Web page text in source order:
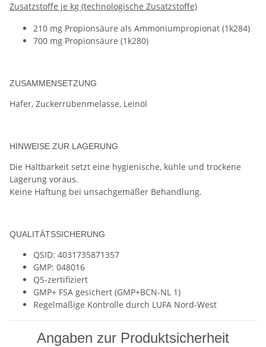
Zusatzstoffe je kg (technologische Zusatzstoffe)
210 mg Propionsäure als Ammoniumpropionat (1k284)
700 mg Propionsäure (1k280)
ZUSAMMENSETZUNG
Hafer, Zuckerrübenmelasse, Leinöl
HINWEISE ZUR LAGERUNG
Die Haltbarkeit setzt eine hygienische, kühle und trockene
Lagerung voraus.
Keine Haftung bei unsachgemäßer Behandlung.
QUALITÄTSSICHERUNG
QSID: 4031735871357
GMP: 048016
QS-zertifiziert
GMP+ FSA gesichert (GMP+BCN-NL 1)
Regelmäßige Kontrolle durch LUFA Nord-West
Angaben zur Produktsicherheit